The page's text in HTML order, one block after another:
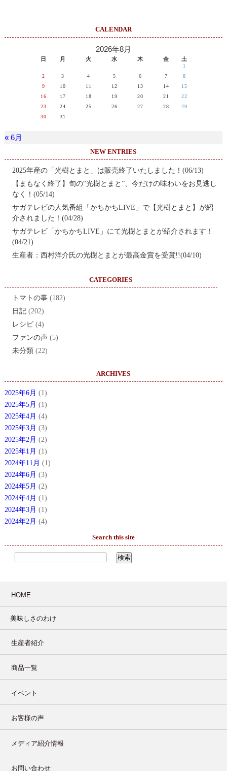
CALENDAR
2026年8月
日 月 火 水 木 金 土
1
2
3 4 5 6 7
8
9
10 11 12 13 14
15
16
17 18 19 20 21
22
23
24 25 26 27 28
29
30
31
« 6月
NEW ENTRIES
2025年産の「光樹とまと」は販売終了いたしました！(06/13)
【まもなく終了】旬の“光樹とまと”、今だけの味わいをお見逃し
なく！(05/14)
サガテレビの人気番組「かちかちLIVE」で【光樹とまと】が紹
介されました！(04/28)
サガテレビ「かちかちLIVE」にて光樹とまとが紹介されます！
(04/21)
生産者：西村洋介氏の光樹とまとが最高金賞を受賞!!(04/10)
CATEGORIES
トマトの事(182)
日記(202)
レシピ(4)
ファンの声(5)
未分類 (22)
ARCHIVES
2025年6月 (1)
2025年5月 (1)
2025年4月 (4)
2025年3月 (3)
2025年2月 (2)
2025年1月 (1)
2024年11月 (1)
2024年6月 (3)
2024年5月 (2)
2024年4月 (1)
2024年3月 (1)
2024年2月 (4)
Search this site
HOME
美味しさのわけ
生産者紹介
商品一覧
イベント
お客様の声
メディア紹介情報
お問い合わせ